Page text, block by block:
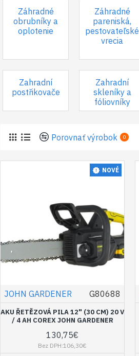
Záhradné
obrubníky a
oplotenie
Záhradné
pareniská,
pestovateľské
vrecia
Zahradní
postřikovače
Zahradní
skleníky a
fóliovníky
Porovnať výrobok 0
NOVÉ
JOHN GARDENER G80688
AKU ŘETĚZOVÁ PILA 12" (30 CM) 20 V
/ 4 AH COREX JOHN GARDENER
130,75€
Bez DPH:106,30€